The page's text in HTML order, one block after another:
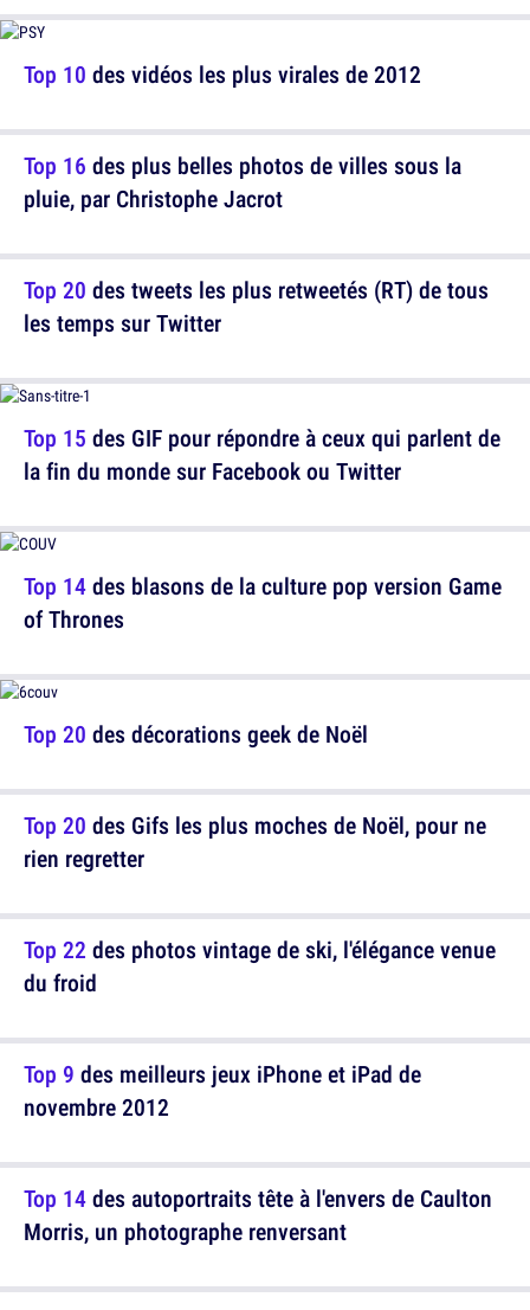
Top 10 des vidéos les plus virales de 2012
Top 20 des tweets les plus retweetés (RT) de tous
les temps sur Twitter
Top 14des blasons de la culture pop version Game
of Thrones
Top 20 des Gifs les plus moches de Noël, pour ne
rien regretter
Top 9 des meilleurs jeux iPhone et iPad de
novembre 2012
Top 16 des plus belles photos de villes sous la
pluie, par Christophe Jacrot
Top 15 des GIF pour répondre à ceux qui parlent de
la fin du monde sur Facebook ou Twitter
Top 20 des décorations geek de Noël
Top 22 des photos vintage de ski, l'élégance venue
du froid
Top 14des autoportraits tête à l'envers de Caulton
Morris, un photographe renversant